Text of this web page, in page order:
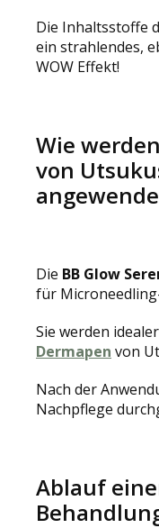
Die Inhaltsstoffe
ein strahlendes,
WOW Effekt!
Wie
von
Die BB Glow
für
Sie werden
Dermapen von
Nach der
Nachpflege
Ablauf